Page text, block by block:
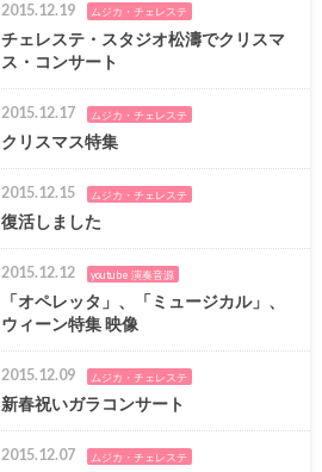
2015.12.19 ムジカ・チェレステ
チェレステ・スタジオ松濤でクリスマ
ス・コンサート
2015.12.17 ムジカ・チェレステ
クリスマス特集
2015.12.15 ムジカ・チェレステ
復活しました
2015.12.12 youtube 演奏音源
「オペレッタ」、「ミュージカル」、
ウィーン特集 映像
2015.12.09 ムジカ・チェレステ
新春祝いガラコンサート
2015.12.07 ムジカ・チェレステ